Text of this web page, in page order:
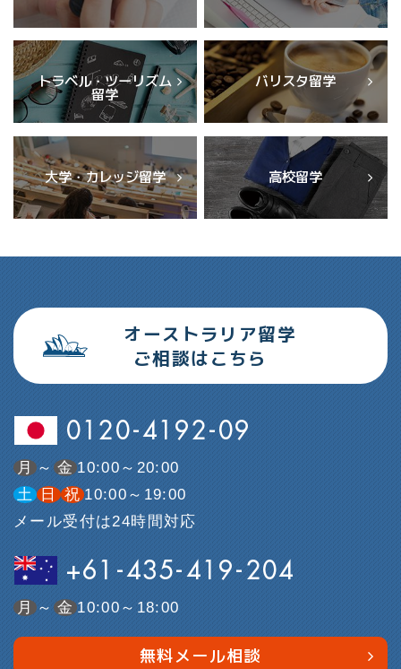
トラベル・ツーリズム
留学
バリスタ留学
大学・カレッジ留学 高校留学
オーストラリア留学
ご相談はこちら
0120-4192-09
月 ～ 金 10:00～20:00
土
日 祝 10:00～19:00
メール受付は24時間対応
+61-435-419-204
月 ～ 金 10:00～18:00
無料メール相談